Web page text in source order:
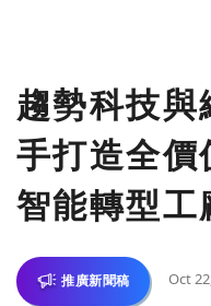
趨勢科技
手打造全
智能轉型工
推廣新聞稿 Oct